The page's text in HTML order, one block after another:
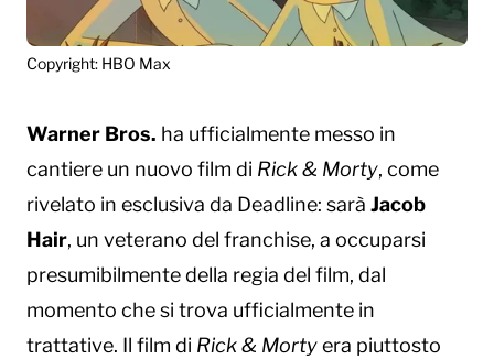
Copyright: HBO Max
Warner Bros. ha ufficialmente messo in
cantiere un nuovo film di Rick & Morty, come
rivelato in esclusiva da Deadline: sarà Jacob
Hair, un veterano del franchise, a occuparsi
presumibilmente della regia del film, dal
momento che si trova ufficialmente in
trattative. Il film di Rick & Mortyera piuttosto